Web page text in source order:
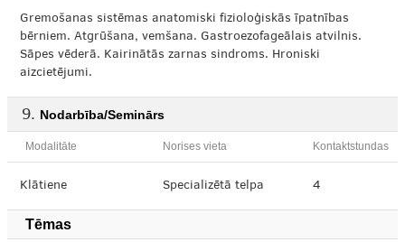
Gremošanas sistēmas anatomiski fizioloģiskās īpatnības
bērniem. Atgrūšana, vemšana. Gastroezofageālais atvilnis.
Sāpes vēderā. Kairinātās zarnas sindroms. Hroniski
aizcietējumi.
Nodarbība/Seminārs
Modalitāte Norises vieta Kontaktstundas
Klātiene Specializētā telpa 4
Tēmas